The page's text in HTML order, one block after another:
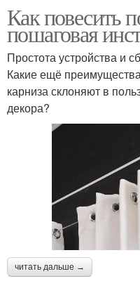
Как повесить
пошаговая
Простота устройства и
Какие ещё
карниза склоняют в
декора?
читать дальше →